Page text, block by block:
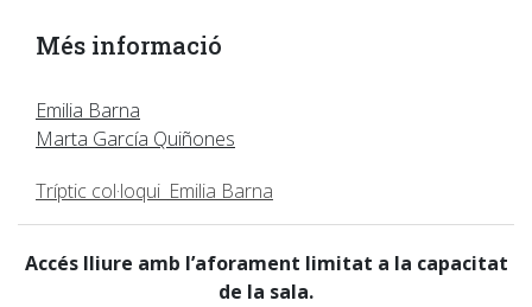
Més informació
Emilia Barna
Marta García Quiñones
Tríptic col·loqui_Emilia Barna
Accés lliure amb l’aforament limitat a la capacitat
de la sala.